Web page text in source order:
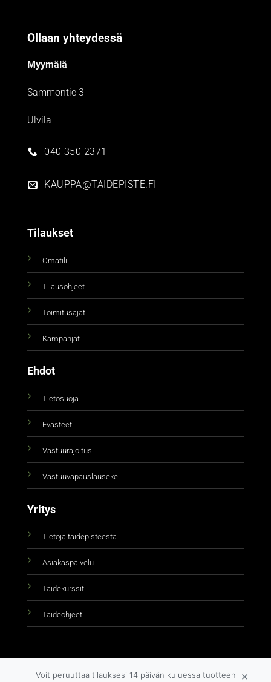
Ollaan yhteydessä
Myymälä
Sammontie 3
Ulvila
040 350 2371
KAUPPA@TAIDEPISTE.FI
Tilaukset
Omatili
Tilausohjeet
Toimitusajat
Kampanjat
Ehdot
Tietosuoja
Evästeet
Vastuurajoitus
Vastuuvapauslauseke
Yritys
Tietoja taidepisteestä
Asiakaspalvelu
Taidekurssit
Taideohjeet
Voit peruuttaa tilauksesi 14 päivän kuluessa tuotteen
×